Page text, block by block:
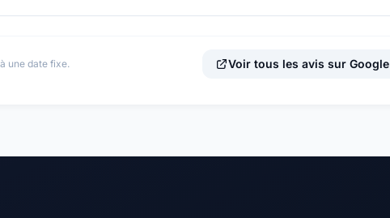
une date fixe. Voir tous les avis sur Google